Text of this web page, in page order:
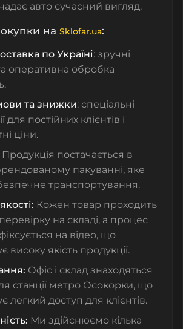
авто сучасний вигляд.
на Sklofar.ua:
по Україні: зручні
оперативна обробка
та знижки: спеціальні
для постійних клієнтів і
ціни.
Продукція постачається в
пакуванні, яке
транспортування.
Кожен товар проходить
на складі, а процес
на відео, що
високу якість продукції.
Офіс і склад знаходяться
станції метро Осокорки, що
легкий доступ для клієнтів.
Ми здійснюємо кілька